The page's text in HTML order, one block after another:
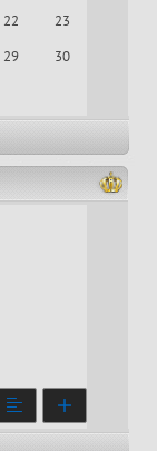
22
23
29
30